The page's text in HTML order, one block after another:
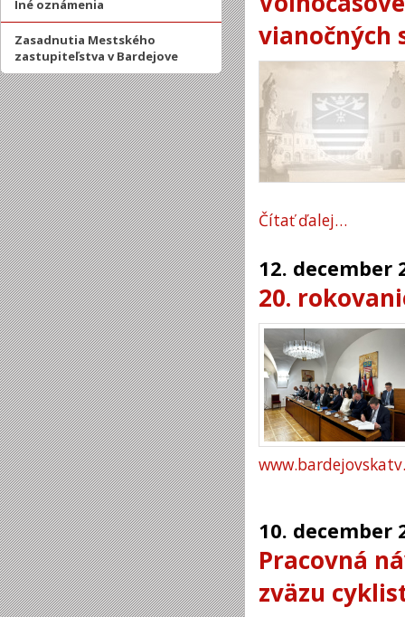
Iné oznámenia
Zasadnutia Mestského
zastupiteľstva v Bardejove
vianočných
Čítať ďalej…
12. december
20.
10. december
Pracovná
zväzu